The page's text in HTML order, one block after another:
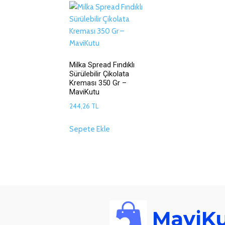
Milka Spread Fındıklı
Sürülebilir Çikolata
Kreması 350 Gr –
MaviKutu
244,26 TL
Sepete Ekle